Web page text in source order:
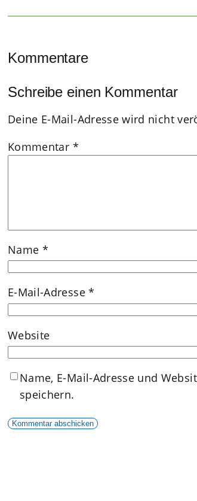
Kommentare
Schreibe einen Kommentar
Deine E-Mail-Adresse wird nicht
Kommentar *
Name *
E-Mail-Adresse*
Website
Name, E-Mail-Adresse und
speichern.